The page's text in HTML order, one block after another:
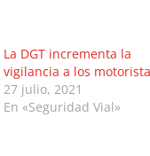
La DGT incrementa la
vigilancia a los
27 julio, 2021
En «Seguridad Vial»